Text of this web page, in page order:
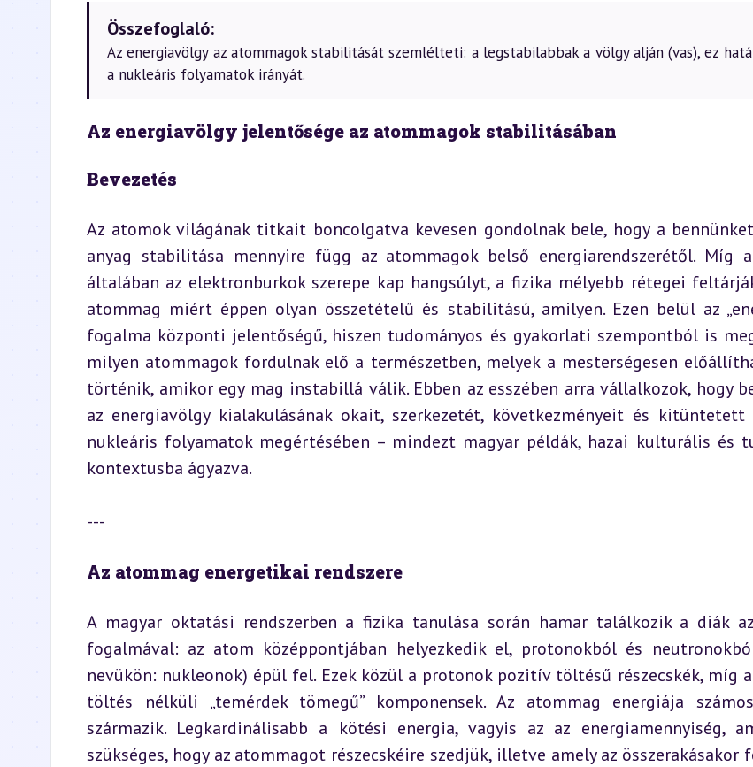
Összefoglaló:
Az energiavölgy az atommagok stabilitását szemlélteti: a legstabilabbak a völgy alján (vas), ez
a nukleáris folyamatok irányát.
Az energiavölgy jelentősége az atommagok stabilitásában
Bevezetés
Az atomok világának titkait boncolgatva kevesen gondolnak bele, hogy a
anyag stabilitása mennyire függ az atommagok belső energiarendszerétől. Míg
általában az elektronburkok szerepe kap hangsúlyt, a fizika mélyebb rétegei
atommag miért éppen olyan összetételű és stabilitású, amilyen. Ezen belül az
fogalma központi jelentőségű, hiszen tudományos és gyakorlati szempontból is
milyen atommagok fordulnak elő a természetben, melyek a mesterségesen
történik, amikor egy mag instabillá válik. Ebben az esszében arra vállalkozok, hogy
az energiavölgy kialakulásának okait, szerkezetét, következményeit és kitüntetett
nukleáris folyamatok megértésében – mindezt magyar példák, hazai kulturális és
kontextusba ágyazva.
---
Az atommag energetikai rendszere
A magyar oktatási rendszerben a fizika tanulása során hamar találkozik a diák
fogalmával: az atom középpontjában helyezkedik el, protonokból és
nevükön: nukleonok) épül fel. Ezek közül a protonok pozitív töltésű részecskék, míg
töltés nélküli „temérdek tömegű” komponensek. Az atommag energiája
származik. Legkardinálisabb a kötési energia, vagyis az az energiamennyiség,
szükséges, hogy az atommagot részecskéire szedjük, illetve amely az összerakásakor